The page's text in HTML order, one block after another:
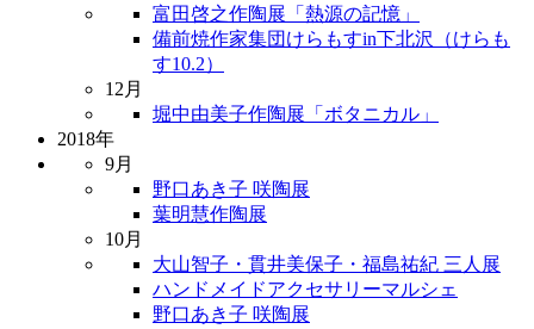
富田啓之作陶展「熱源の記憶」
備前焼作家集団けらもすin下北沢（けらも
す10.2）
12月
堀中由美子作陶展「ボタニカル」
2018年
9月
野口あき子 咲陶展
葉明慧作陶展
10月
大山智子・貫井美保子・福島祐紀 三人展
ハンドメイドアクセサリーマルシェ
野口あき子 咲陶展